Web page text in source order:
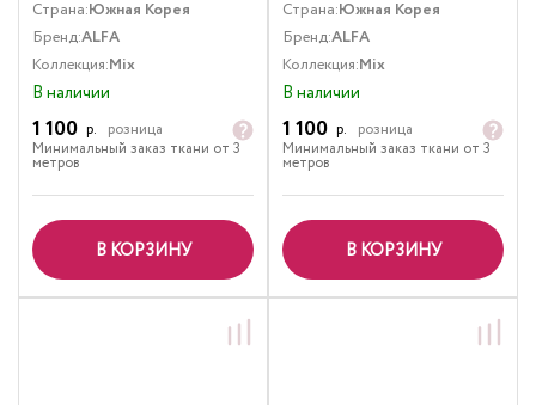
Страна:Южная Корея
Бренд:ALFA
Коллекция:Mix
В наличии
1 100 р.
розница
Минимальный заказ ткани от 3
метров
В КОРЗИНУ
Страна:Южная Корея
Бренд:ALFA
Коллекция:Mix
В наличии
1 100 р.
розница
Минимальный заказ ткани от 3
метров
В КОРЗИНУ